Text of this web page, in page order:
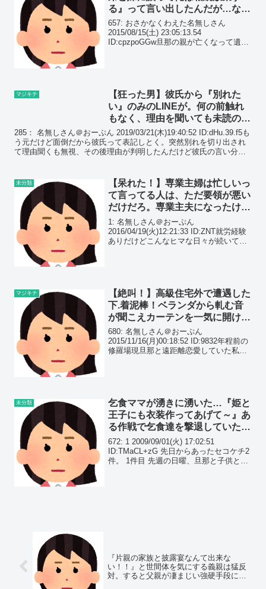
る』って言い出したんだが…なん
で長男の旦那が放棄するんだよ！
657: おさかなくわえた名無しさん
2015/08/15(土) 23:05:13.54
ID:cpzpoGGw旦那の親が亡くなって遺産
マジキチ
【狂った男】彼氏から『別れた
い』のみのLINEが。何の前触れ
もなく、理由を聞いても未読のま
まで…後日、問い詰めると…
285： 名無しさん＠おーぷん 2019/03/21(木)19:40:52 ID:dHu.39.f5も
う元だけど面倒だから彼氏って表記しとく。突然別れを切り出され
て理由聞くも無視、その後理由が判明したんだけど彼氏の言い分が
未分類
【呆れた！】専業主婦は忙しいっ
て言ってる人は、ただ要領が悪い
だけだろ。専業主夫になったけ
ど、あまりに楽すぎてビビって
る…
1: 名無しさん＠おーぷん
2016/04/19(火)12:21:33 ID:ZNT就労経験
ありだけどこんなヒマな日々が続いて文
マジキチ
【絶叫！】高級住宅外で遭遇した
下.着泥棒！ベランダから軋む音
が聞こえカーテンを一気に開ける
と、ウ●コ座りをした○○が…
680: 名無しさん＠おーぷん
2015/11/16(月)00:18:52 ID:9832年程前の
修羅場現旦那と遠距離恋愛していた私は
未分類
乞食ママが湧きに湧いた…『姫と
王子にも衣装作ってあげて～』あ
る作戦で乞食達を撃退していたの
だが、事件は起きた…
672: 1 2009/09/01(火) 17:02:51
ID:TMaCL+zG 先日からあったセコケチ2
件。 1件目 先週の日曜、旦那と子供と連
『片親の家族と披露宴なんて出来な
い！！』と世間体を気にする義親は猛反
対。すると父親が凄まじい強硬手段に出